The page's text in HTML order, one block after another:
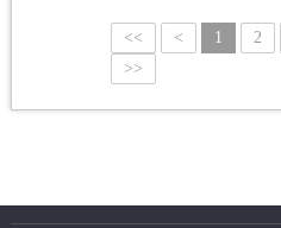
<< < 1 2
>>